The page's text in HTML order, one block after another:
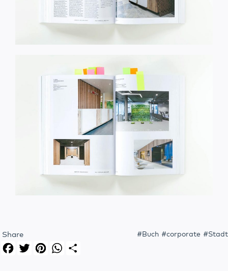
Share
FacebookTwitterPinterestWhatsApp
Buch corporate Stadt